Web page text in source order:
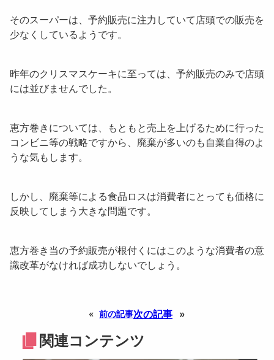
そのスーパーは、予約販売に注力していて店頭での販売を
少なくしているようです。
昨年のクリスマスケーキに至っては、予約販売のみで店頭
には並びませんでした。
恵方巻きについては、もともと売上を上げるために行った
コンビニ等の戦略ですから、廃棄が多いのも自業自得のよ
うな気もします。
しかし、 廃棄等による食品ロスは消費者にとっても価格に
反映してしまう大きな問題です。
恵方巻き当の予約販売が根付くにはこのような消費者の意
識改革がなければ成功しないでしょう。
« 前の記事次の記事 »
関連コンテンツ